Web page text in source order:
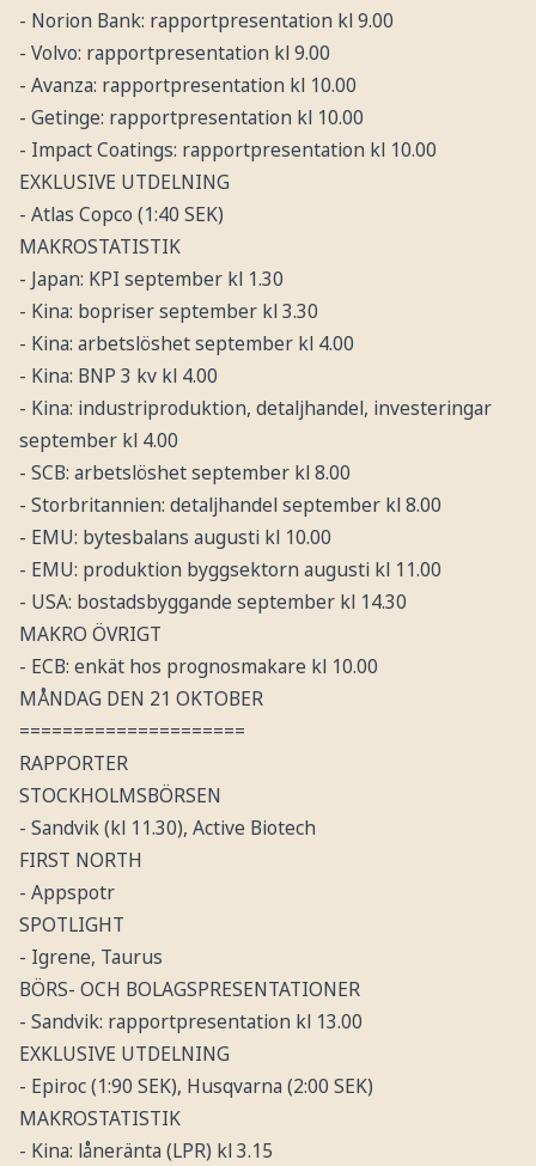
- Norion Bank: rapportpresentation kl 9.00
- Volvo: rapportpresentation kl 9.00
- Avanza: rapportpresentation kl 10.00
- Getinge: rapportpresentation kl 10.00
- Impact Coatings: rapportpresentation kl 10.00
EXKLUSIVE UTDELNING
- Atlas Copco (1:40 SEK)
MAKROSTATISTIK
- Japan: KPI september kl 1.30
- Kina: bopriser september kl 3.30
- Kina: arbetslöshet september kl 4.00
- Kina: BNP 3 kv kl 4.00
- Kina: industriproduktion, detaljhandel, investeringar
september kl 4.00
- SCB: arbetslöshet september kl 8.00
- Storbritannien: detaljhandel september kl 8.00
- EMU: bytesbalans augusti kl 10.00
- EMU: produktion byggsektorn augusti kl 11.00
- USA: bostadsbyggande september kl 14.30
MAKRO ÖVRIGT
- ECB: enkät hos prognosmakare kl 10.00
MÅNDAG DEN 21 OKTOBER
=====================
RAPPORTER
STOCKHOLMSBÖRSEN
- Sandvik (kl 11.30), Active Biotech
FIRST NORTH
- Appspotr
SPOTLIGHT
- Igrene, Taurus
BÖRS- OCH BOLAGSPRESENTATIONER
- Sandvik: rapportpresentation kl 13.00
EXKLUSIVE UTDELNING
- Epiroc (1:90 SEK), Husqvarna (2:00 SEK)
MAKROSTATISTIK
- Kina: låneränta (LPR) kl 3.15